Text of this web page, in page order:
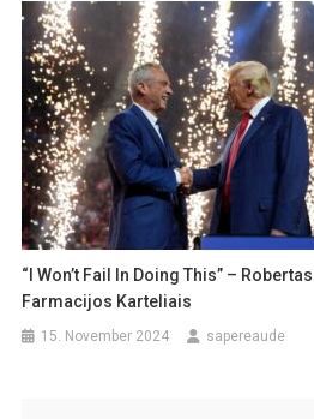
“I Won’t Fail In Doing This” –
Farmacijos Karteliais
15. November 2024 sapereaude